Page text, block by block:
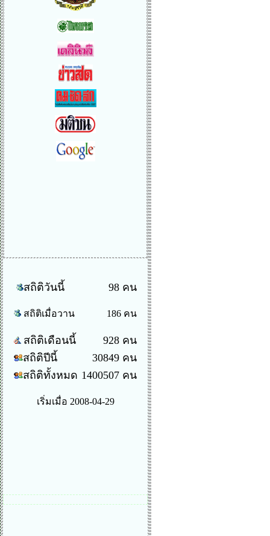
สถิติวันนี้ 98 คน
สถิติเมื่อวาน 186 คน
สถิติเดือนนี้
สถิติปีนี้
สถิติทั้งหมด
928 คน
30849 คน
1400507 คน
เริ่มเมื่อ 2008-04-29